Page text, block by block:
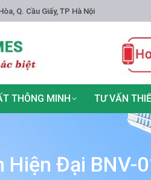
Q. Cầu Giấy, TP Hà Nội
THÔNG MINH TƯ VẤN
Hiện Đại BNV-